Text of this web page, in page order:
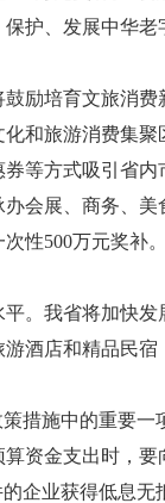
护、发展中华
培育文旅消费
和旅游消费集
等方式吸引省
会展、商务、
性500万元奖补
我省将加快发
酒店和精品民
施中的重要一
资金支出时，
企业获得低息无